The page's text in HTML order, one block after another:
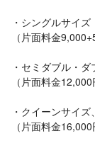
・シングルサイ
（片面料金
・セミダブル・
（片面料金12,000
・クイーンサイ
（片面料金16,000